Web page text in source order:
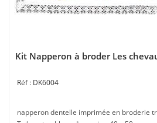
Kit Napperon à broder Les
DK6004
napperon dentelle imprimée en broderie